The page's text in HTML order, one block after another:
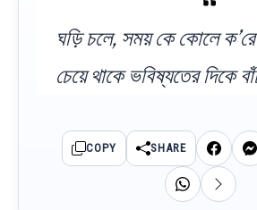
ঘড়ি চলে, সময় কে কোলে
চেয়ে থাকে ভবিষ্যতের দিকে
COPY SHARE